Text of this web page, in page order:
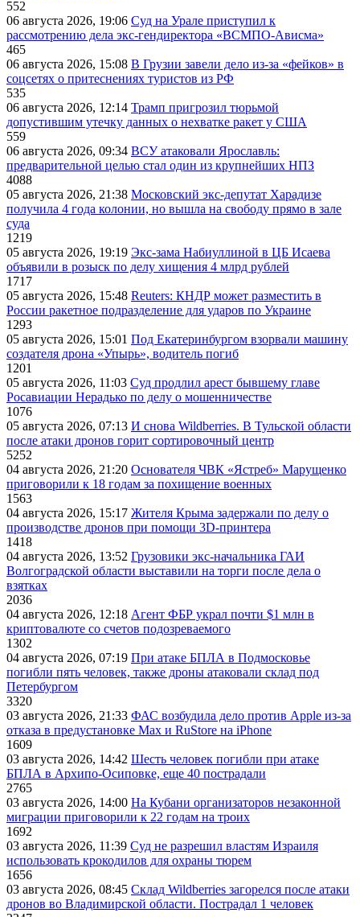
552
06 августа 2026, 19:06 Суд на Урале приступил к
рассмотрению дела экс-гендиректора «ВСМПО-Ависма»
465
06 августа 2026, 15:08 В Грузии завели дело из-за «фейков» в
соцсетях о притеснениях туристов из РФ
535
06 августа 2026, 12:14 Трамп пригрозил тюрьмой
допустившим утечку данных о нехватке ракет у США
559
06 августа 2026, 09:34 ВСУ атаковали Ярославль:
предварительной целью стал один из крупнейших НПЗ
4088
05 августа 2026, 21:38 Московский экс-депутат Харадизе
получила 4 года колонии, но вышла на свободу прямо в зале
суда
1219
05 августа 2026, 19:19 Экс-зама Набиуллиной в ЦБ Исаева
объявили в розыск по делу хищения 4 млрд рублей
1717
05 августа 2026, 15:48 Reuters: КНДР может разместить в
России ракетное подразделение для ударов по Украине
1293
05 августа 2026, 15:01 Под Екатеринбургом взорвали машину
создателя дрона «Упырь», водитель погиб
1201
05 августа 2026, 11:03 Суд продлил арест бывшему главе
Росавиации Нерадько по делу о мошенничестве
1076
05 августа 2026, 07:13 И снова Wildberries. В Тульской области
после атаки дронов горит сортировочный центр
5252
04 августа 2026, 21:20 Основателя ЧВК «Ястреб» Марущенко
приговорили к 18 годам за похищение военных
1563
04 августа 2026, 15:17 Жителя Крыма задержали по делу о
производстве дронов при помощи 3D‑принтера
1418
04 августа 2026, 13:52 Грузовики экс-начальника ГАИ
Волгоградской области выставили на торги после дела о
взятках
2036
04 августа 2026, 12:18 Агент ФБР украл почти $1 млн в
криптовалюте со счетов подозреваемого
1302
04 августа 2026, 07:19 При атаке БПЛА в Подмосковье
погибли пять человек, также дроны атаковали склад под
Петербургом
3320
03 августа 2026, 21:33 ФАС возбудила дело против Apple из-за
отказа в предустановке Max и RuStore на iPhone
1609
03 августа 2026, 14:42 Шесть человек погибли при атаке
БПЛА в Архипо-Осиповке, еще 40 пострадали
2765
03 августа 2026, 14:00 На Кубани организаторов незаконной
миграции приговорили к 22 годам на троих
1692
03 августа 2026, 11:39 Суд не разрешил властям Израиля
использовать крокодилов для охраны тюрем
1656
03 августа 2026, 08:45 Склад Wildberries загорелся после атаки
дронов во Владимирской области. Пострадал 1 человек